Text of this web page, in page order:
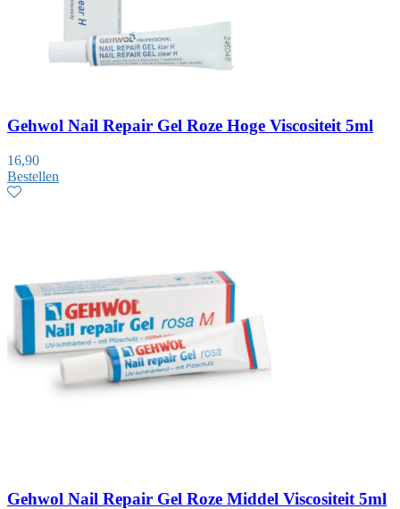
Gehwol Nail Repair Gel Roze Hoge Viscositeit 5ml
16,90
Bestellen
Gehwol Nail Repair Gel Roze Middel Viscositeit 5ml